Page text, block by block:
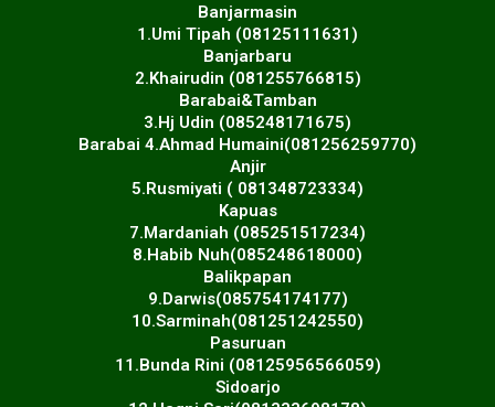
Banjarmasin
1.Umi Tipah (08125111631)
Banjarbaru
2.Khairudin (081255766815)
Barabai&Tamban
3.Hj Udin (085248171675)
Barabai 4.Ahmad Humaini(081256259770)
Anjir
5.Rusmiyati ( 081348723334)
Kapuas
7.Mardaniah (085251517234)
8.Habib Nuh(085248618000)
Balikpapan
9.Darwis(085754174177)
10.Sarminah(081251242550)
Pasuruan
11.Bunda Rini (08125956566059)
Sidoarjo